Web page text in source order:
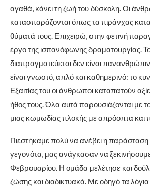
αγαθά, κάνει τη ζωή του δύσκολη. Οι
κατασπαράζονται όπως τα πιράνχας
θύματά τους. Επιχειρώ, στην φετινή
έργο της ισπανόφωνης δραματουργίας.
διαπραγματεύεται δεν είναι
είναι γνωστό, απλό και καθημερινό: το
Εξαιτίας του οι άνθρωποι καταπατούν
ήθος τους. Όλα αυτά παρουσιάζονται με
μιας κωμωδίας πλοκής με απρόοπτα και
Πιεστήκαμε πολύ να ανέβει η παράσταση
γεγονότα, μας ανάγκασαν να
Φεβρουαρίου. Η ομάδα μελέτησε και
ζώσης και διαδικτυακά. Με οδηγό τα